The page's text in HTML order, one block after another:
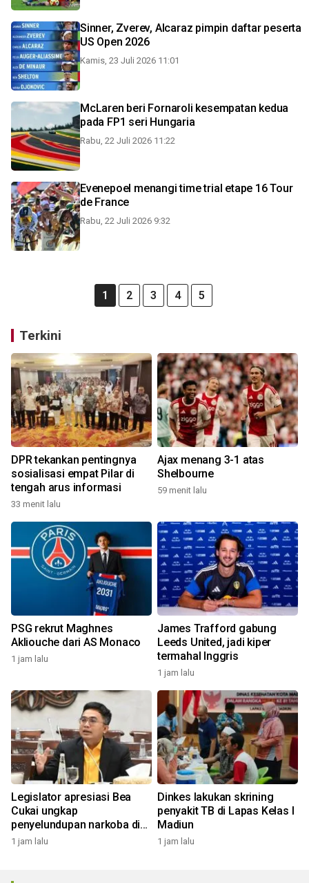
Sinner, Zverev, Alcaraz pimpin daftar peserta
US Open 2026
Kamis, 23 Juli 2026 11:01
McLaren beri Fornaroli kesempatan kedua
pada FP1 seri Hungaria
Rabu, 22 Juli 2026 11:22
Evenepoel menangi time trial etape 16 Tour
de France
Rabu, 22 Juli 2026 9:32
1 2 3 4 5
Terkini
DPR tekankan pentingnya
sosialisasi empat Pilar di
tengah arus informasi
33 menit lalu
Ajax menang 3-1 atas
Shelbourne
59 menit lalu
PSG rekrut Maghnes
Akliouche dari AS Monaco
1 jam lalu
James Trafford gabung
Leeds United, jadi kiper
termahal Inggris
1 jam lalu
Legislator apresiasi Bea
Cukai ungkap
penyelundupan narkoba di
Soetta
1 jam lalu
Dinkes lakukan skrining
penyakit TB di Lapas Kelas I
Madiun
1 jam lalu